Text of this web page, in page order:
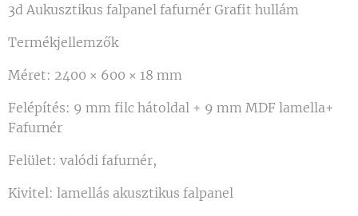
3d Aukusztikus falpanel fafurnér Grafit hullám
Termékjellemzők
Méret: 2400 × 600 × 18 mm
Felépítés: 9 mm filc hátoldal + 9 mm MDF lamella+
Fafurnér
Felület: valódi fafurnér,
Kivitel: lamellás akusztikus falpanel